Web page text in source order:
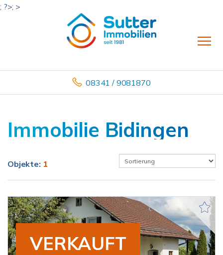
; ?>; >
08341 / 9081870
Immobilie Bidingen
Objekte: 1
VERKAUFT